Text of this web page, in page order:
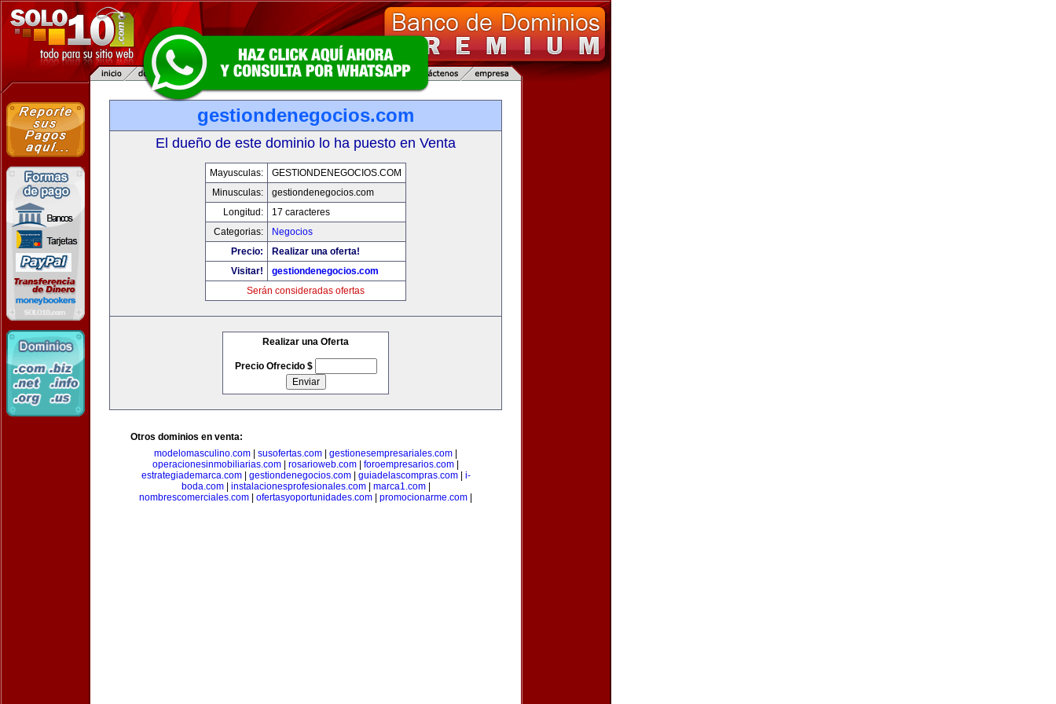
gestiondenegocios.com
El dueño de este dominio lo ha puesto en Venta
Mayusculas:
GESTIONDENEGOCIOS.COM
Minusculas:
gestiondenegocios.com
Longitud:
17 caracteres
Categorias:
Negocios
Precio:
Realizar una oferta!
Visitar!
gestiondenegocios.com
Serán consideradas ofertas
Realizar una Oferta
Precio Ofrecido $
Otros dominios en venta:
modelomasculino.com
susofertas.com gestionesempresariales.com
operacionesinmobiliarias.com
rosarioweb.com foroempresarios.com
estrategiademarca.com| gestiondenegocios.com| guiadelascompras.com| i-
boda.com| instalacionesprofesionales.com| marca1.com|
nombrescomerciales.com
ofertasyoportunidades.com promocionarme.com